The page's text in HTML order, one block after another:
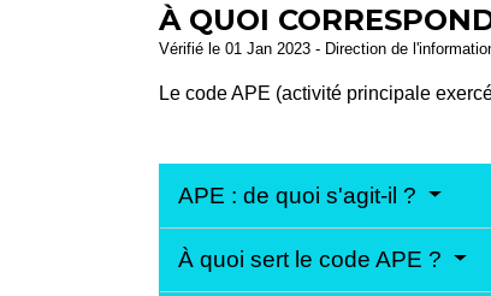
À QUOI
Vérifié le 01 Jan 2023 - Direction de
Le code APE (activité principale
APE : de quoi s'agit-il ?
À quoi sert le code APE ?